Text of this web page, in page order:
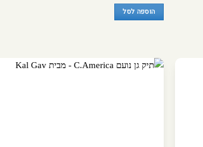
הוספה לסל